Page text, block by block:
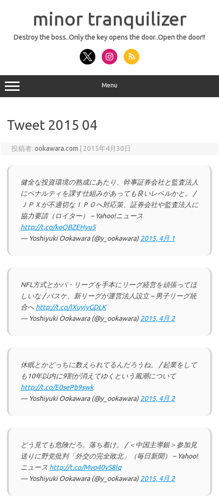
minor tranquilizer
Destroy the boss..Only the key opens the door..Open the door!!
Menu
Tweet 2015 04
投稿者: ookawara.com 2015年4月30日
健全な投資環境の熟成にあたり、幹事証券会社と監査法人
にペナルティを課す仕組みがあっても良いレベルかと。 /
ＪＰＸが不適切なＩＰＯへ対応策、証券会社や監査法人に
協力要請（ロイター） – Yahoo!ニュース
http://t.co/koQBZEHyu5
— Yoshiyuki Ookawara (@y_ookawara) 2015, 4月 1
NFL方式とかパ・リーグを手本にリーグ経営を頑張ってほ
しいな / バスケ、新リーグが運営法人設立 – 男子リーグ統
合へ http://t.co/IXuyjyGDLK
— Yoshiyuki Ookawara (@y_ookawara) 2015, 4月 2
休眠とかどっちに数えられてるんだろうね。 / 起業をして
も10年以内に9割が消えてゆくという風潮について
http://t.co/E0sePb9swk
— Yoshiyuki Ookawara (@y_ookawara) 2015, 4月 2
どう見ても危険だろ。落ち着け。 / ＜中国主導銀＞参加見
送りに野党批判「外交の完全敗北」（毎日新聞） – Yahoo!
ニュース http://t.co/Mvo40vS8lq
— Yoshiyuki Ookawara (@y_ookawara) 2015, 4月 2